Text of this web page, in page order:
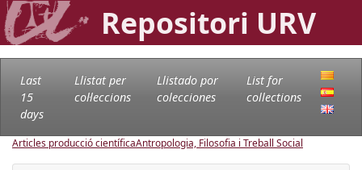
Repositori URV
Last
15
days
Llistat per
col·leccions
Llistado por
colecciones
List for
collections
Articles producció científicaAntropologia, Filosofia i Treball Social